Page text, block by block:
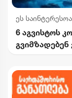
ეს საინტერესოა
6 აგვისტოს